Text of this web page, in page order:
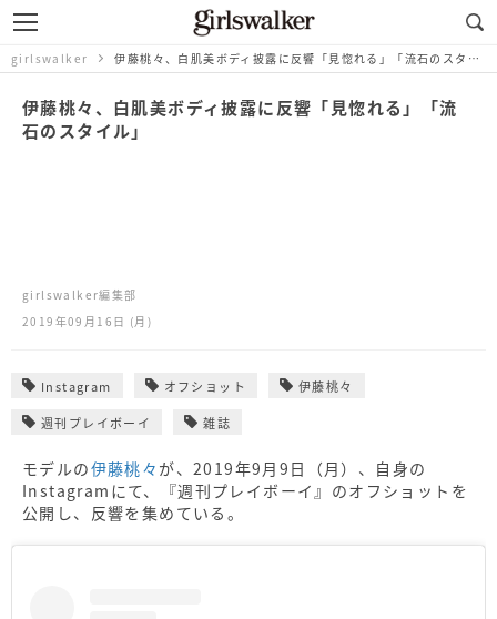
girlswalker 伊藤桃々、白肌美ボディ披露に反響「見惚れる」「流石のスタイル」
伊藤桃々、白肌美ボディ披露に反響「見惚れる」「流
石のスタイル」
girlswalker編集部
2019年09月16日 (月)
Instagram オフショット 伊藤桃々
週刊プレイボーイ 雑誌
モデルの伊藤桃々 が、2019年9月9日（月）、自身の
Instagramにて、『週刊プレイボーイ』のオフショットを
公開し、反響を集めている。